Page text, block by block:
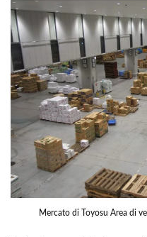
Mercato di Toyosu Area di